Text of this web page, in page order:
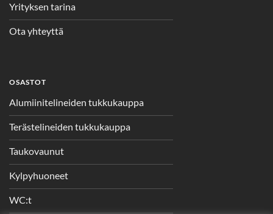
Yrityksen tarina
Ota yhteyttä
OSASTOT
Alumiinitelineiden tukkukauppa
Terästelineiden tukkukauppa
Taukovaunut
Kylpyhuoneet
WC:t